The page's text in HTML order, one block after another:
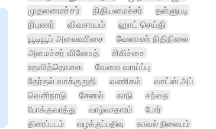
முதலமைச்சர்
நிதியமைச்சர்
தள்ளுபடி
நிபுணர்
விவசாயம்
ஹாட் செய்தி
யூடியூப் அலைவரிசை
வேளாண் நிதிநிலை
அமைச்சர் வினோத்
சிகிச்சை
உதவித்தொகை
வேலை வாய்ப்பு
தேர்தல் வாக்குறுதி
வணிகம்
வாட்ஸ் அப்
வெளிநாடு
சேனல் காடு
சந்தை
போக்குவரத்து
வாழ்வாதாரம்
போர்
திரைப்படம்
வழக்குப்பதிவு
காவல் நிலையம்